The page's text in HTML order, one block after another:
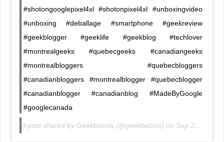
#shotongooglepixel4xl #shotonpixel4xl #unboxingvideo
#unboxing #deballage #smartphone #geekreview
#geekblogger #geeklife #geekblog #techlover
#montrealgeeks #quebecgeeks #canadiangeeks
#montrealbloggers #quebecbloggers
#canadianbloggers #montrealblogger #quebecblogger
#canadianblogger #canadianblog #MadeByGoogle
#googlecanada
A post shared by Geekbecois (@geekbecois) on Sep 28, 2020 at 6:22pm PDT